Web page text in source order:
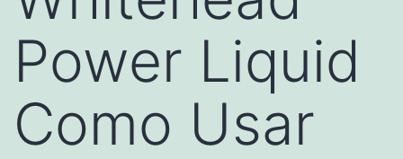
Power Liquid
Como Usar